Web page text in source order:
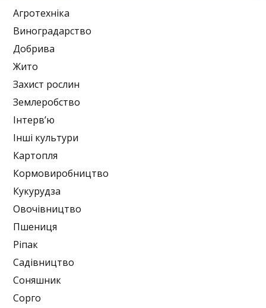
Агротехніка
Виноградарство
Добрива
Жито
Захист рослин
Землеробство
Інтерв’ю
Інші культури
Картопля
Кормовиробництво
Кукурудза
Овочівництво
Пшениця
Ріпак
Садівництво
Соняшник
Сорго